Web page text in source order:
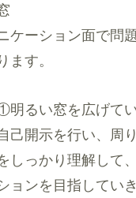
ケーション面で問
ます。
るい窓を広げてい
己開示を行い、周
しっかり理解して
ョンを目指してい